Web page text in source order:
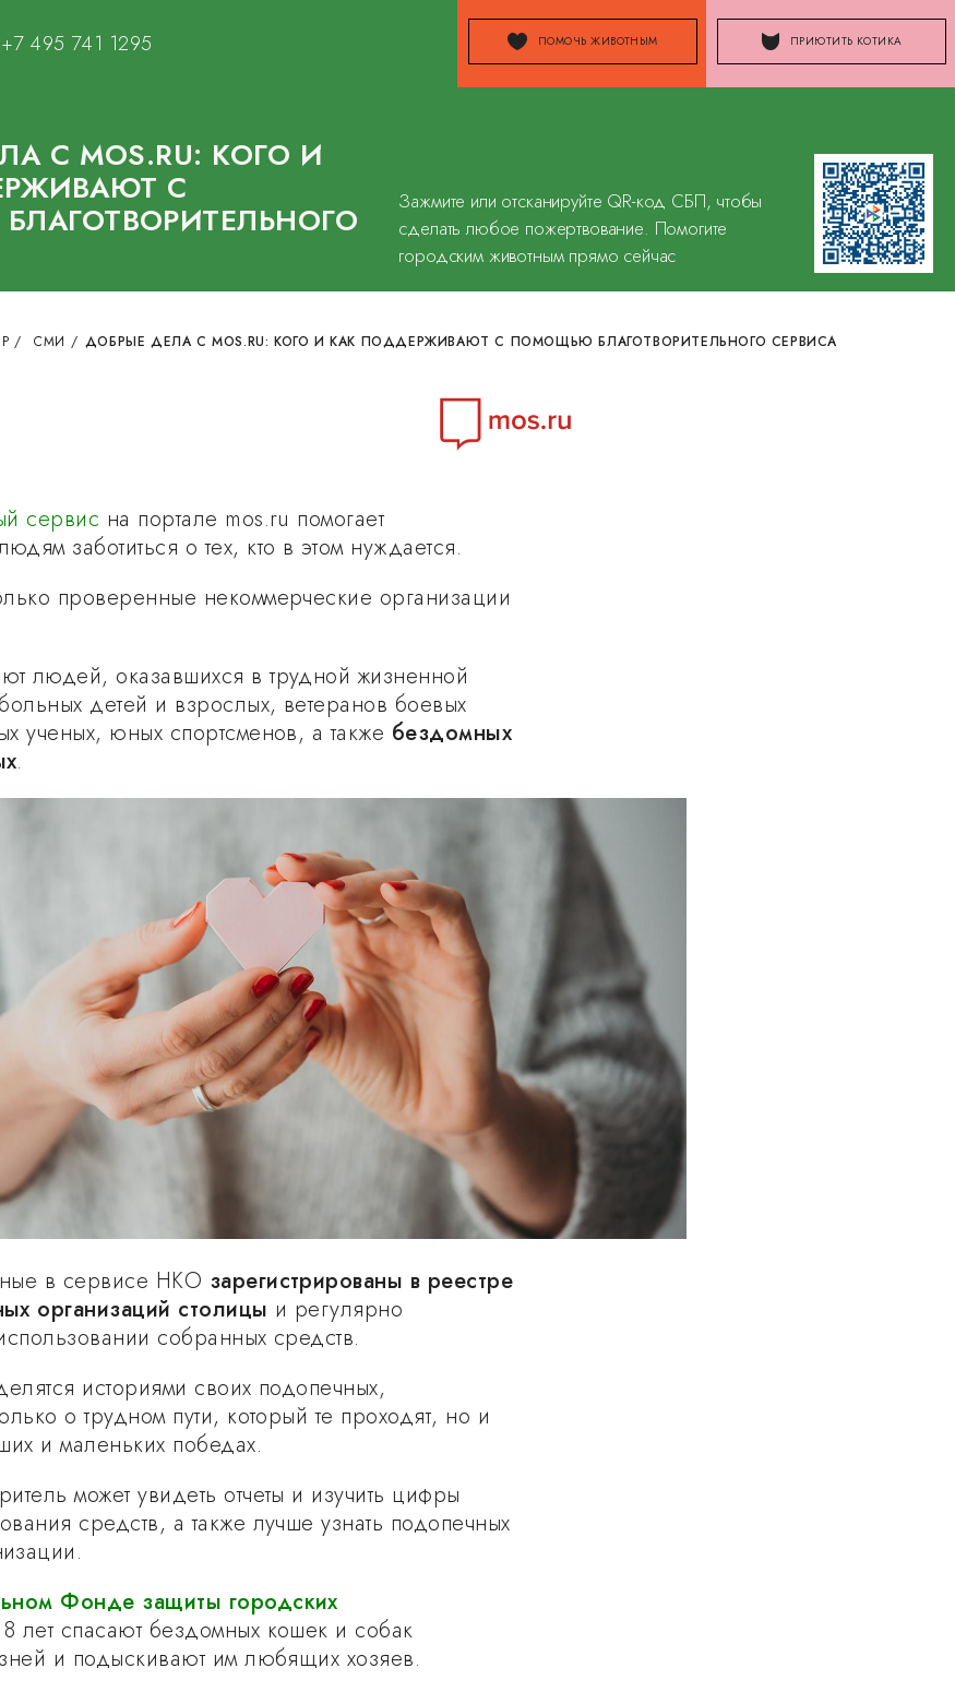
+7 495 741 1295 ПОМОЧЬ ЖИВОТНЫМ ПРИЮТИТЬ КОТИКА
С MOS.RU: КОГО И
С
Зажмите или отсканируйте QR-код СБП, чтобы
сделать любое пожертвование. Помогите
городским животным прямо сейчас
/ СМИ / ДОБРЫЕ ДЕЛА С MOS.RU: КОГО И КАК ПОДДЕРЖИВАЮТ С ПОМОЩЬЮ БЛАГОТВОРИТЕЛЬНОГО СЕРВИСА
сервис на портале mos.ru помогает
заботиться о тех, кто в этом нуждается.
проверенные некоммерческие организации
людей, оказавшихся в трудной жизненной
детей и взрослых, ветеранов боевых
ученых, юных спортсменов, а также бездомных
.
в сервисе НКО зарегистрированы в реестре
организаций столицы и регулярно
собранных средств.
историями своих подопечных,
о трудном пути, который те проходят, но и
и маленьких победах.
может увидеть отчеты и изучить цифры
средств, а также лучше узнать подопечных
Фонде защиты городских
лет спасают бездомных кошек и собак
и подыскивают им любящих хозяев.